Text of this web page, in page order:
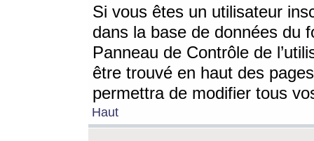
Si vous êtes un utilisateur
dans la base de données du
Panneau de Contrôle de
être trouvé en haut des
permettra de modifier tous
Haut